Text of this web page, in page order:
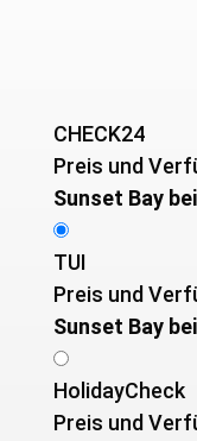
CHECK24
Preis und
Sunset Bay
TUI
Preis und
Sunset Bay
HolidayCheck
Preis und